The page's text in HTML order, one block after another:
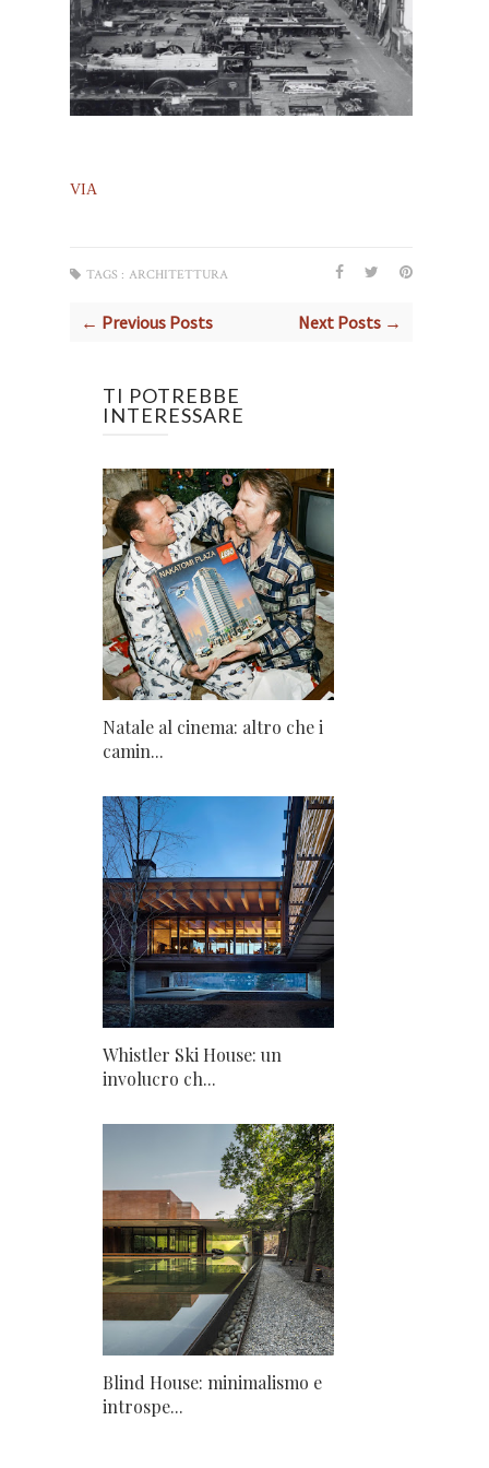
VIA
TAGS : ARCHITETTURA
← Previous Posts Next Posts →
TI POTREBBE
INTERESSARE
Natale al cinema: altro che i
camin...
Whistler Ski House: un
involucro ch...
Blind House: minimalismo e
introspe...